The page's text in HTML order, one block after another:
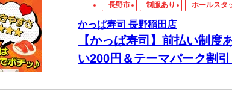
長野市 制服あり ホールスタ
かっぱ寿司 長野稲田店
【かっぱ寿司】前払い制
い200円＆テーマパーク割